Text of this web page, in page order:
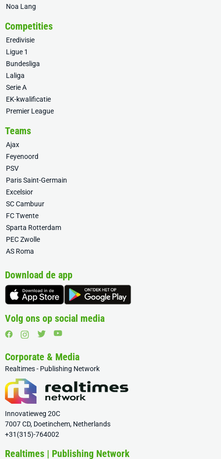
Noa Lang
Competities
Eredivisie
Ligue 1
Bundesliga
Laliga
Serie A
EK-kwalificatie
Premier League
Teams
Ajax
Feyenoord
PSV
Paris Saint-Germain
Excelsior
SC Cambuur
FC Twente
Sparta Rotterdam
PEC Zwolle
AS Roma
Download de app
Volg ons op social media
Corporate & Media
Realtimes - Publishing Network
Innovatieweg 20C
7007 CD, Doetinchem, Netherlands
+31(315)-764002
Realtimes | Publishing Network